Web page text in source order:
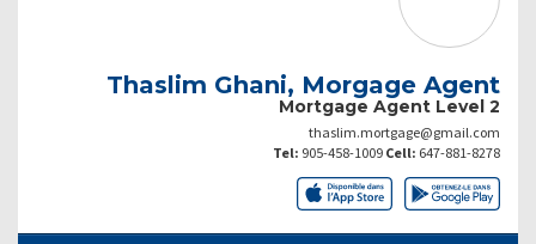
Thaslim Ghani, Morgage Agent
Mortgage Agent Level 2
thaslim.mortgage@gmail.com
Tel: 905-458-1009 Cell: 647-881-8278